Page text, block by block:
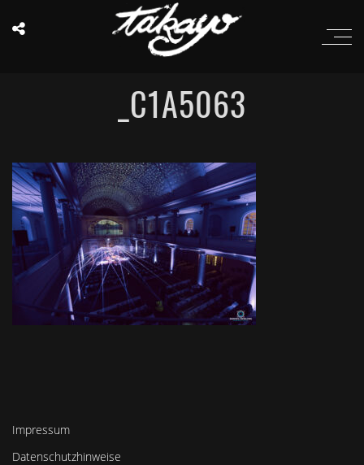
_C1A5063
Impressum
Datenschutzhinweise